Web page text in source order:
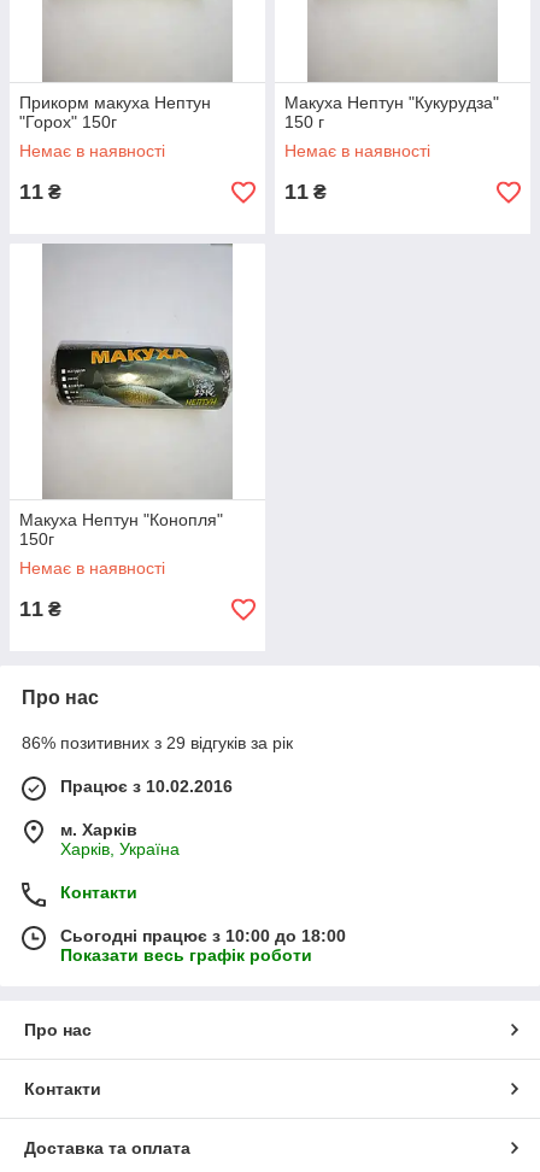
Прикорм макуха Нептун
"Горох" 150г
Немає в наявності
11 ₴
Макуха Нептун "Кукурудза"
150 г
Немає в наявності
11 ₴
Макуха Нептун "Конопля"
150г
Немає в наявності
11 ₴
Про нас
86% позитивних з 29 відгуків за рік
Працює з 10.02.2016
м. Харків
Харків, Україна
Контакти
Сьогодні працює з 10:00 до 18:00
Показати весь графік роботи
Про нас
Контакти
Доставка та оплата